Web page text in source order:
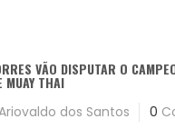
VÃO DISPUTAR O
MUAY THAI
dos Santos 0